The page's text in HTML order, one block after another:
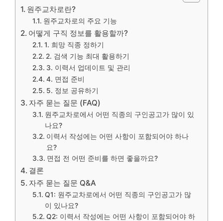
원주교차로란?
원주교차로의 주요 기능
어떻게 구직 정보를 활용할까?
1. 희망 직종 정하기
2. 검색 기능 최대 활용하기
3. 이력서 업데이트 및 관리
4. 면접 준비
5. 정보 공유하기
자주 묻는 질문 (FAQ)
원주교차로에서 어떤 직종의 구인공고가 많이 있
나요?
이력서 작성에는 어떤 사항이 포함되어야 하나
요?
면접 전 어떤 준비를 하면 좋을까요?
결론
자주 묻는 질문 Q&A
Q1: 원주교차로에서 어떤 직종의 구인공고가 많
이 있나요?
Q2: 이력서 작성에는 어떤 사항이 포함되어야 하